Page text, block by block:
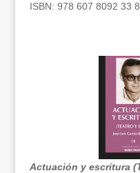
ISBN: 978 607 8092 33 8
Actuación y escritura